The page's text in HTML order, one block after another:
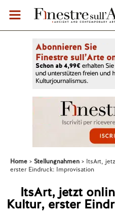
Home Stellungnahmen
ItsArt,
erster Eindruck: Improvisation
ItsArt, jetzt
Kultur, erster